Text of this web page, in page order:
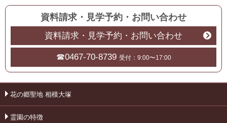
資料請求・見学予約 ・ お問い合わせ
資料請求・見学予約・お問い合わせ
☎0467-70-8739 受付：9:00〜17:00
花の郷聖地 相模大塚
霊園の特徴